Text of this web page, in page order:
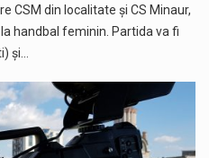
CSM din localitate și CS Minaur,
handbal feminin. Partida va fi
și…